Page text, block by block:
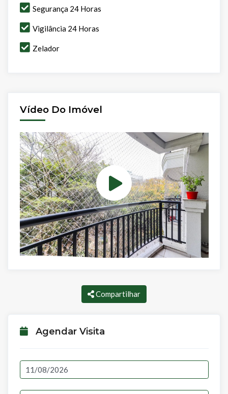
Segurança 24 Horas
Vigilância 24 Horas
Zelador
Vídeo Do Imóvel
Compartilhar
Agendar Visita